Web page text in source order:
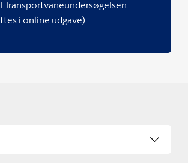
Transportvaneundersøgelsen
i online udgave).